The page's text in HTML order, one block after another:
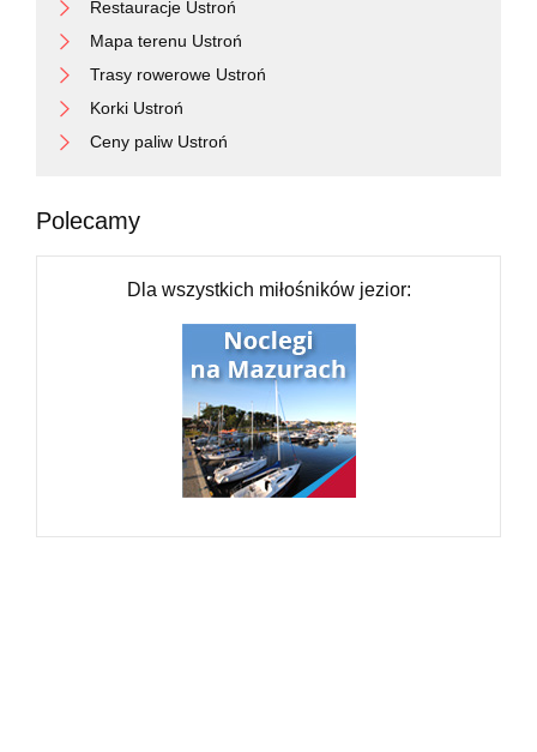
Restauracje Ustroń
Mapa terenu Ustroń
Trasy rowerowe Ustroń
Korki Ustroń
Ceny paliw Ustroń
Polecamy
Dla wszystkich miłośników jezior: